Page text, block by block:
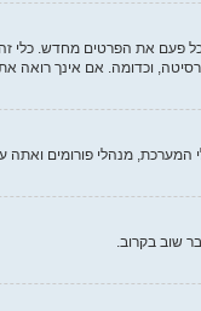
את הפרטים מחדש. כלי
וכדומה. אם אינך רואה
המערכת, מנהלי פורומים
שוב בקרוב.